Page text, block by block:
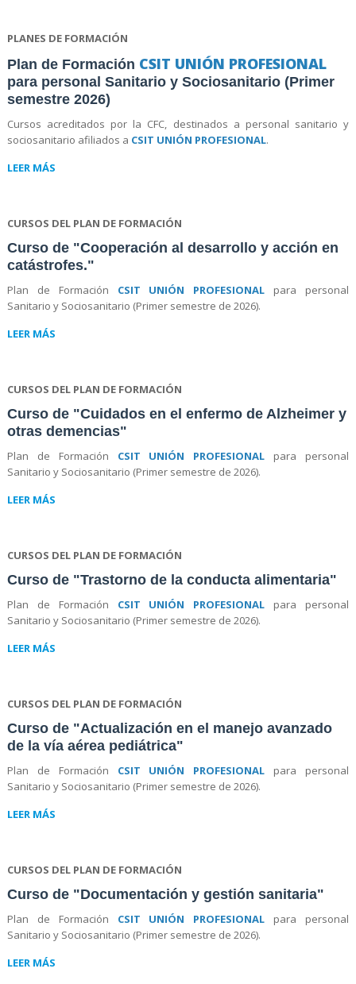
PLANES DE FORMACIÓN
Plan de Formación CSIT UNIÓN PROFESIONAL
para personal Sanitario y Sociosanitario (Primer
semestre 2026)
Cursos acreditados por la CFC, destinados a personal sanitario y
sociosanitario afiliados a CSIT UNIÓN PROFESIONAL.
LEER MÁS
CURSOS DEL PLAN DE FORMACIÓN
Curso de "Cooperación al desarrollo y acción en
catástrofes."
Plan de Formación CSIT UNIÓN PROFESIONAL para personal
Sanitario y Sociosanitario (Primer semestre de 2026).
LEER MÁS
CURSOS DEL PLAN DE FORMACIÓN
Curso de "Cuidados en el enfermo de Alzheimer y
otras demencias"
Plan de Formación CSIT UNIÓN PROFESIONAL para personal
Sanitario y Sociosanitario (Primer semestre de 2026).
LEER MÁS
CURSOS DEL PLAN DE FORMACIÓN
Curso de "Trastorno de la conducta alimentaria"
Plan de Formación CSIT UNIÓN PROFESIONAL para personal
Sanitario y Sociosanitario (Primer semestre de 2026).
LEER MÁS
CURSOS DEL PLAN DE FORMACIÓN
Curso de "Actualización en el manejo avanzado
de la vía aérea pediátrica"
Plan de Formación CSIT UNIÓN PROFESIONAL para personal
Sanitario y Sociosanitario (Primer semestre de 2026).
LEER MÁS
CURSOS DEL PLAN DE FORMACIÓN
Curso de "Documentación y gestión sanitaria"
Plan de Formación CSIT UNIÓN PROFESIONAL para personal
Sanitario y Sociosanitario (Primer semestre de 2026).
LEER MÁS